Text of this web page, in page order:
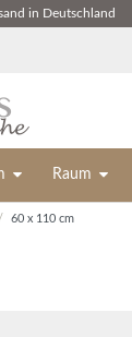
in Deutschland
Raum
60 x 110 cm